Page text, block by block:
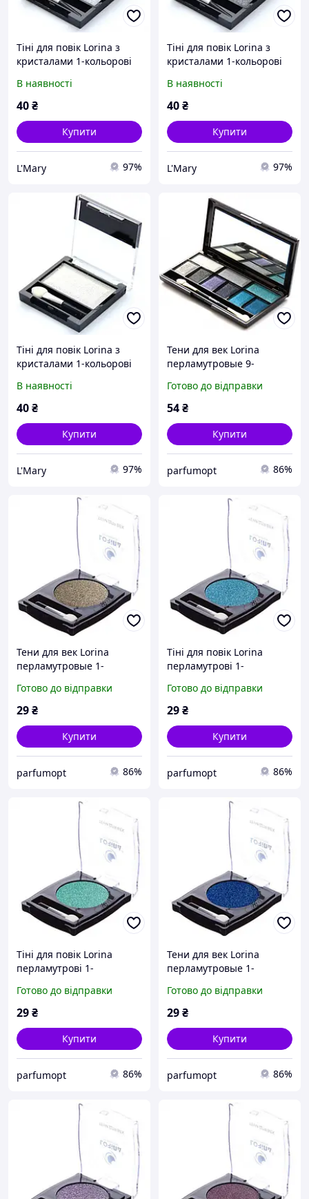
Тіні для повік Lorina з
кристалами 1-кольорові
В наявності
40₴
Купити
L'Mary 97%
Тіні для повік Lorina з
кристалами 1-кольорові
В наявності
40₴
Купити
L'Mary 97%
Тіні для повік Lorina з
кристалами 1-кольорові
В наявності
40₴
Купити
L'Mary 97%
Тени для век Lorina
перламутровые 9-
Готово до відправки
54₴
Купити
parfumopt 86%
Тени для век Lorina
перламутровые 1-
Готово до відправки
29₴
Купити
parfumopt 86%
Тіні для повік Lorina
перламутрові 1-
Готово до відправки
29₴
Купити
parfumopt 86%
Тіні для повік Lorina
перламутрові 1-
Готово до відправки
29₴
Купити
parfumopt 86%
Тени для век Lorina
перламутровые 1-
Готово до відправки
29₴
Купити
parfumopt 86%